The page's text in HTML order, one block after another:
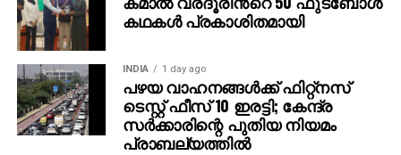
കഥകൾ പ്രകാശിതമായി
INDIA 1 day ago
പഴയ വാഹനങ്ങള്‍ക്ക് ഫിറ്റ്‌നസ്
ടെസ്റ്റ് ഫീസ് 10 ഇരട്ടി; കേന്ദ്ര
സര്‍ക്കാരിന്റെ പുതിയ നിയമം
പ്രാബല്യത്തില്‍